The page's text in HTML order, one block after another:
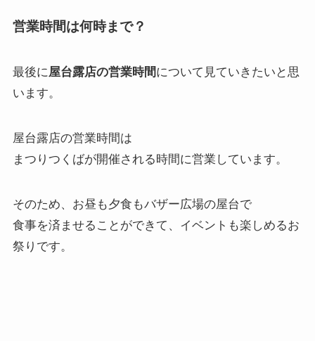
営業時間は何時まで？
最後に屋台露店の営業時間について見ていきたいと思
います。
屋台露店の営業時間は
まつりつくばが開催される時間に営業しています。
そのため、お昼も夕食もバザー広場の屋台で
食事を済ませることができて、イベントも楽しめるお
祭りです。